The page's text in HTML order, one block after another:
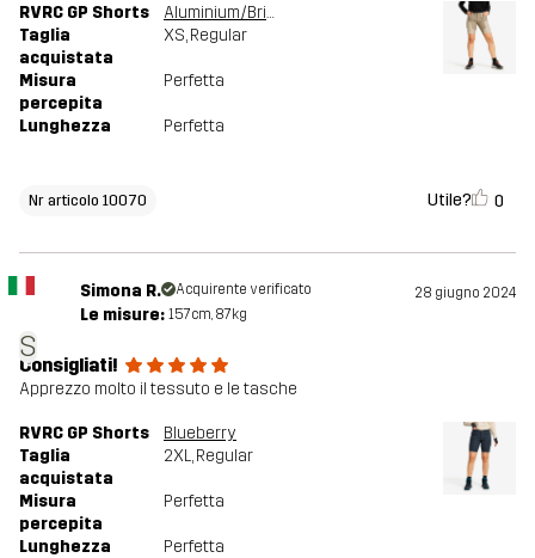
RVRC GP Shorts
Aluminium/Brindle
Taglia
acquistata
XS, Regular
Misura
percepita
Perfetta
Lunghezza Perfetta
Nr articolo 10070 Utile? 0
S
Simona R. Acquirente verificato 28 giugno 2024
Le misure: 157cm, 87kg
Consigliati!
Apprezzo molto il tessuto e le tasche
RVRC GP Shorts
Blueberry
Taglia
acquistata
2XL, Regular
Misura
percepita
Perfetta
Lunghezza Perfetta